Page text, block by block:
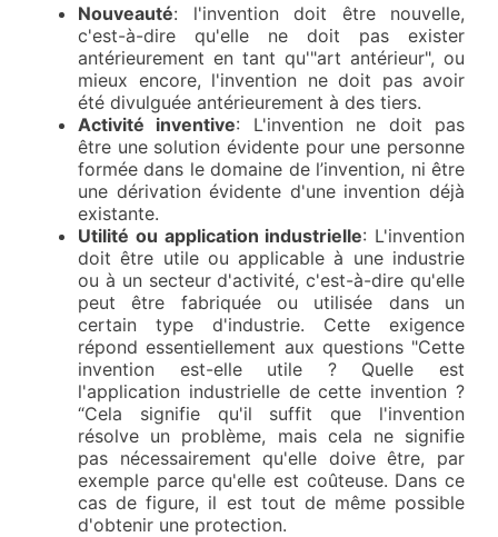
Nouveauté: l'invention doit être nouvelle,
c'est-à-dire qu'elle ne doit pas exister
antérieurement en tant qu'"art antérieur", ou
mieux encore, l'invention ne doit pas avoir
été divulguée antérieurement à des tiers.
Activité inventive: L'invention ne doit pas
être une solution évidente pour une personne
formée dans le domaine de l’invention, ni être
une dérivation évidente d'une invention déjà
existante.
Utilité ou application industrielle: L'invention
doit être utile ou applicable à une industrie
ou à un secteur d'activité, c'est-à-dire qu'elle
peut être fabriquée ou utilisée dans un
certain type d'industrie. Cette exigence
répond essentiellement aux questions "Cette
invention est-elle utile ? Quelle est
l'application industrielle de cette invention ?
“Cela signifie qu'il suffit que l'invention
résolve un problème, mais cela ne signifie
pas nécessairement qu'elle doive être, par
exemple parce qu'elle est coûteuse. Dans ce
cas de figure, il est tout de même possible
d'obtenir une protection.